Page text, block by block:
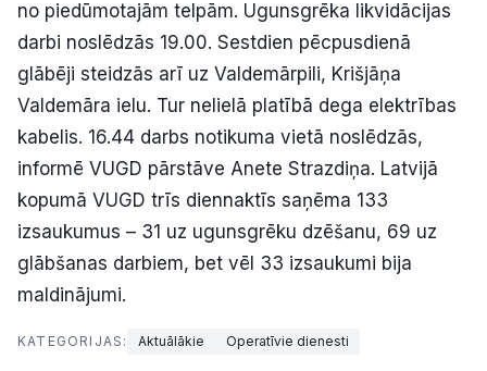
E-avīze Abonē
no piedūmotajām telpām. Ugunsgrēka likvidācijas
darbi noslēdzās 19.00. Sestdien pēcpusdienā
glābēji steidzās arī uz Valdemārpili, Krišjāņa
Valdemāra ielu. Tur nelielā platībā dega elektrības
kabelis. 16.44 darbs notikuma vietā noslēdzās,
informē VUGD pārstāve Anete Strazdiņa. Latvijā
kopumā VUGD trīs diennaktīs saņēma 133
izsaukumus – 31 uz ugunsgrēku dzēšanu, 69 uz
glābšanas darbiem, bet vēl 33 izsaukumi bija
maldinājumi.
KATEGORIJAS: Aktuālākie Operatīvie dienesti